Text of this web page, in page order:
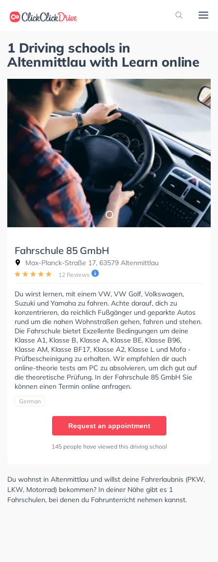
1 Driving schools in
Altenmittlau with Learn online
Fahrschule 85 GmbH
Max-Planck-Straße 17, 63579 Altenmittlau
12 Reviews
Du wirst lernen, mit einem VW, VW Golf, Volkswagen,
Suzuki und Yamaha zu fahren. Achte darauf, dich zu
konzentrieren, da reichlich Fußgänger und geparkte Autos
rund um die nahen Wohnstraßen gehen, fahren und stehen.
Die Fahrschule bietet Exzellente Bedingungen um deine
Klasse A1, Klasse B, Klasse A, Klasse BE, Klasse B96,
Klasse AM, Klasse BF17, Klasse A2, Klasse L und Mofa -
Prüfbescheinigung zu erhalten. Wir empfehlen dir auch
online-theorie tests am PC zu absolvieren, um dich gut auf
die theoretische Prüfung. In der Fahrschule 85 GmbH Sie
können einen Termin online anfragen.
German
Request an appointment
145 people have viewed this driving school
Du wohnst in Altenmittlau und willst deine Fahrerlaubnis (PKW,
LKW, Motorrad) bekommen? In deiner Nähe gibt es 1
Fahrschulen, bei denen du Fahrunterricht nehmen kannst.